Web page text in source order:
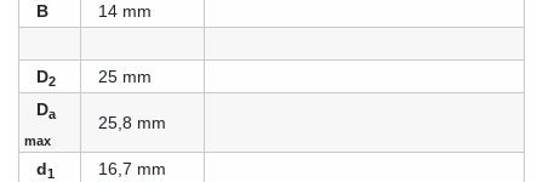
B
14 mm
D2
25 mm
Da
max
25,8 mm
d1
16,7 mm